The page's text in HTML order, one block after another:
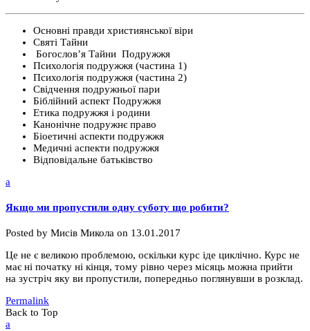
Основні правди християнської віри
Святі Тайни
Богослов’я Тайни Подружжя
Психологія подружжя (частина 1)
Психологія подружжя (частина 2)
Свідчення подружньої пари
Біблійний аспект Подружжя
Етика подружжя і родини
Канонічне подружнє право
Біоетичні аспекти подружжя
Медичні аспекти подружжя
Відповідальне батьківство
a
Якщо ми пропустили одну суботу що робити?
Posted by Мисів Микола on 13.01.2017
Це не є великою проблемою, оскільки курс іде циклічно. Курс не
має ні початку ні кінця, тому рівно через місяць можна прийти
на зустріч яку ви пропустили, попередньо поглянувши в розклад.
Permalink
Back to Top
a